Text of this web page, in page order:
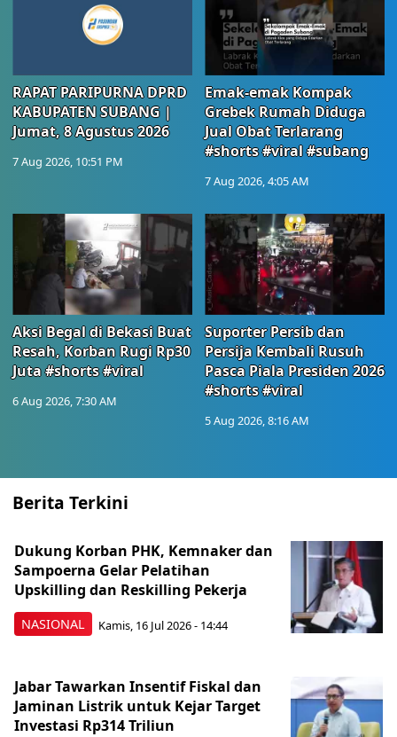
RAPAT PARIPURNA DPRD
KABUPATEN SUBANG |
Jumat, 8 Agustus 2026
7 Aug 2026, 10:51 PM
Emak-emak Kompak
Grebek Rumah Diduga
Jual Obat Terlarang
#shorts #viral #subang
7 Aug 2026, 4:05 AM
Aksi Begal di Bekasi Buat
Resah, Korban Rugi Rp30
Juta #shorts #viral
6 Aug 2026, 7:30 AM
Suporter Persib dan
Persija Kembali Rusuh
Pasca Piala Presiden 2026
#shorts #viral
5 Aug 2026, 8:16 AM
Berita Terkini
NASIONAL
Dukung Korban PHK, Kemnaker dan
Sampoerna Gelar Pelatihan
Upskilling dan Reskilling Pekerja
Kamis, 16 Jul 2026 - 14:44
Jabar Tawarkan Insentif Fiskal dan
Jaminan Listrik untuk Kejar Target
Investasi Rp314 Triliun